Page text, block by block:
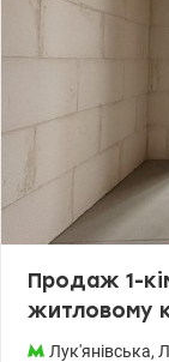
поверхах:
До метро
10 хв на авто.
оренду. Великий
державними
(єОселя),
військових
Телефонуйте та
комісії.
Продаж 1-
житловому
Лук'янівська,